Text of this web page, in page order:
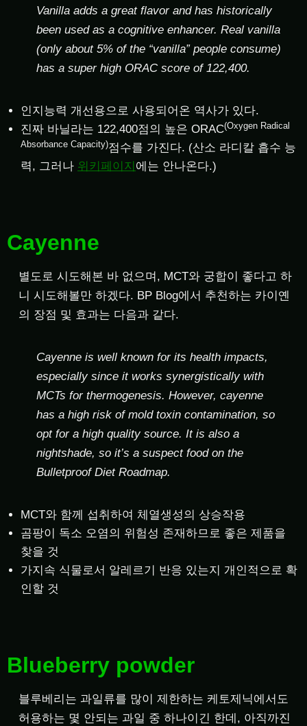
Vanilla adds a great flavor and has historically
been used as a cognitive enhancer. Real vanilla
(only about 5% of the “vanilla” people consume)
has a super high ORAC score of 122,400.
인지능력 개선용으로 사용되어온 역사가 있다.
진짜 바닐라는 122,400점의 높은 ORAC(Oxygen Radical
Absorbance Capacity)점수를 가진다. (산소 라디칼 흡수 능
력, 그러나 위키페이지 에는 안나온다.)
Cayenne
별도로 시도해본 바 없으며, MCT와 궁합이 좋다고 하
니 시도해볼만 하겠다. BP Blog에서 추천하는 카이옌
의 장점 및 효과는 다음과 같다.
Cayenne is well known for its health impacts,
especially since it works synergistically with
MCTs for thermogenesis. However, cayenne
has a high risk of mold toxin contamination, so
opt for a high quality source. It is also a
nightshade, so it’s a suspect food on the
Bulletproof Diet Roadmap.
MCT와 함께 섭취하여 체열생성의 상승작용
곰팡이 독소 오염의 위험성 존재하므로 좋은 제품을
찾을 것
가지속 식물로서 알레르기 반응 있는지 개인적으로 확
인할 것
Blueberry powder
블루베리는 과일류를 많이 제한하는 케토제닉에서도
허용하는 몇 안되는 과일 중 하나이긴 한데, 아직까진